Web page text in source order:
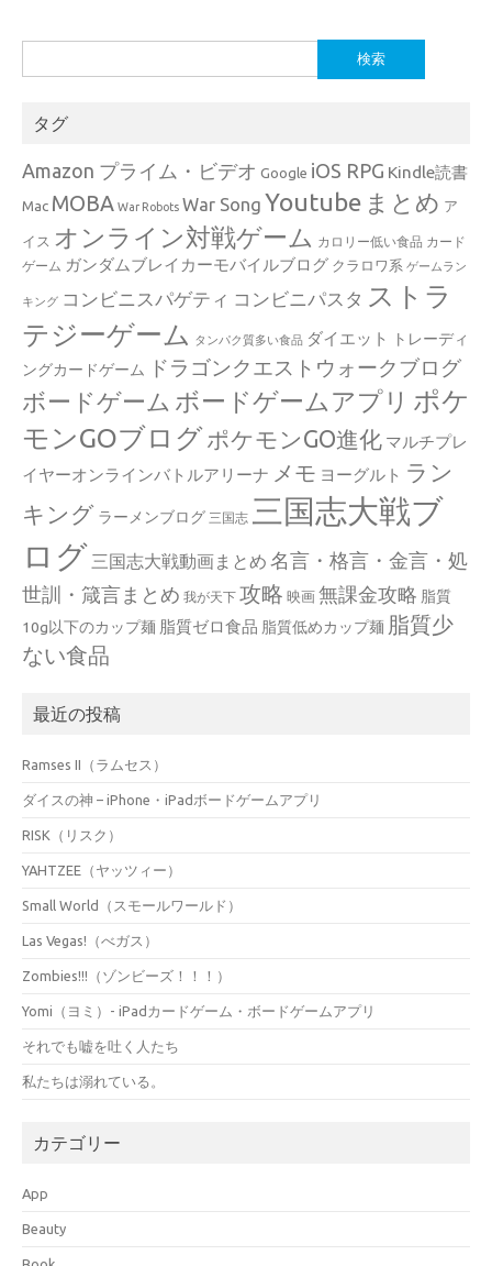
索:
タグ
Amazon プライム・ビデオ Google iOS RPG Kindle読書
Mac MOBA War Robots War Song Youtube まとめ ア
イス オンライン対戦ゲーム カロリー低い食品 カード
ゲーム ガンダムブレイカーモバイルブログ クラロワ系 ゲームラン
キング コンビニスパゲティ コンビニパスタ ストラ
テジーゲーム
タンパク質多い食品 ダイエット
トレーディ
ングカードゲーム
ドラゴンクエストウォークブログ
ボードゲーム ボードゲームアプリ ポケ
モンGOブログ ポケモンGO進化 マルチプレ
イヤーオンラインバトルアリーナ メモ ヨーグルト ラン
キング ラーメンブログ 三国志 三国志大戦ブ
ログ 三国志大戦動画まとめ 名言・格言・金言・処
世訓・箴言まとめ 我が天下 攻略 映画 無課金攻略 脂質
10g以下のカップ麺 脂質ゼロ食品 脂質低めカップ麺 脂質少
ない食品
最近の投稿
Ramses II（ラムセス）
ダイスの神 – iPhone・iPadボードゲームアプリ
RISK（リスク）
YAHTZEE（ヤッツィー）
Small World（スモールワールド）
Las Vegas!（べガス）
Zombies!!!（ゾンビーズ！！！）
Yomi（ヨミ）- iPadカードゲーム・ボードゲームアプリ
それでも嘘を吐く人たち
私たちは溺れている。
カテゴリー
App
Beauty